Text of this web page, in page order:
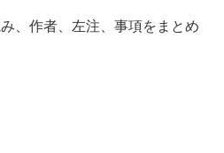
、作者、左注、事項をまとめ